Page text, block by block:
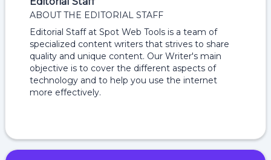
ABOUT THE EDITORIAL STAFF
Editorial Staff at Spot Web Tools is a team of
specialized content writers that strives to share
quality and unique content. Our Writer's main
objective is to cover the different aspects of
technology and to help you use the internet
more effectively.